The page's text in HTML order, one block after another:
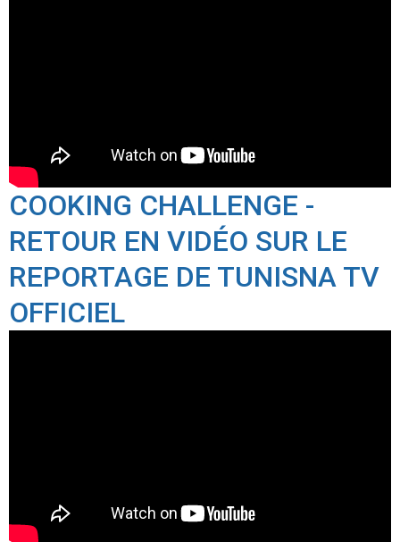
COOKING CHALLENGE -
RETOUR EN VIDÉO SUR LE
REPORTAGE DE TUNISNA TV
OFFICIEL